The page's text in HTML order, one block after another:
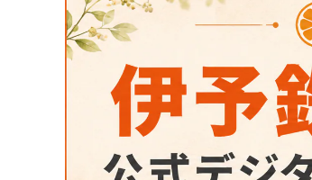
衣類
雑貨